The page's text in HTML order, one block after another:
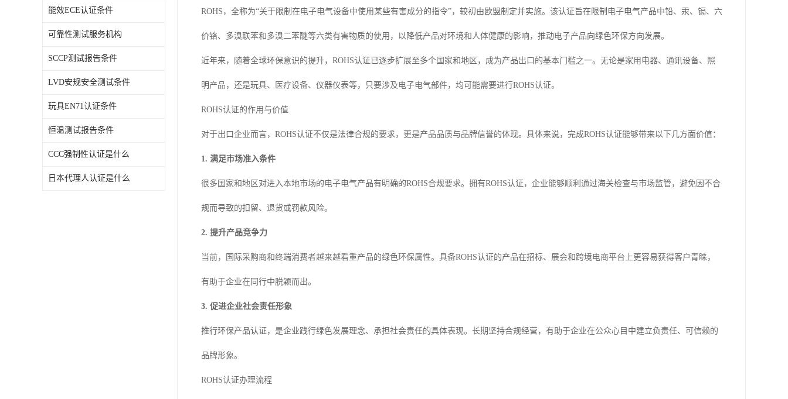
能效ECE认证条件
可靠性测试服务机构
SCCP测试报告条件
LVD安规安全测试条件
玩具EN71认证条件
恒温测试报告条件
CCC强制性认证是什么
日本代理人认证是什么
ROHS，全称为“关于限制在电子电气设备中使用某些有害成分的指令”，较初由欧盟制定并实施。该认证旨在限制电子电气产品中铅、汞、镉、六
价铬、多溴联苯和多溴二苯醚等六类有害物质的使用，以降低产品对环境和人体健康的影响，推动电子产品向绿色环保方向发展。
近年来，随着全球环保意识的提升，ROHS认证已逐步扩展至多个国家和地区，成为产品出口的基本门槛之一。无论是家用电器、通讯设备、照
明产品，还是玩具、医疗设备、仪器仪表等，只要涉及电子电气部件，均可能需要进行ROHS认证。
ROHS认证的作用与价值
对于出口企业而言，ROHS认证不仅是法律合规的要求，更是产品品质与品牌信誉的体现。具体来说，完成ROHS认证能够带来以下几方面价值：
1. 满足市场准入条件
很多国家和地区对进入本地市场的电子电气产品有明确的ROHS合规要求。拥有ROHS认证，企业能够顺利通过海关检查与市场监管，避免因不合
规而导致的扣留、退货或罚款风险。
2. 提升产品竞争力
当前，国际采购商和终端消费者越来越看重产品的绿色环保属性。具备ROHS认证的产品在招标、展会和跨境电商平台上更容易获得客户青睐，
有助于企业在同行中脱颖而出。
3. 促进企业社会责任形象
推行环保产品认证，是企业践行绿色发展理念、承担社会责任的具体表现。长期坚持合规经营，有助于企业在公众心目中建立负责任、可信赖的
品牌形象。
ROHS认证办理流程